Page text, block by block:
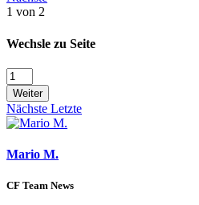
1 von 2
Wechsle zu Seite
Weiter
Nächste Letzte
Mario M.
CF Team News